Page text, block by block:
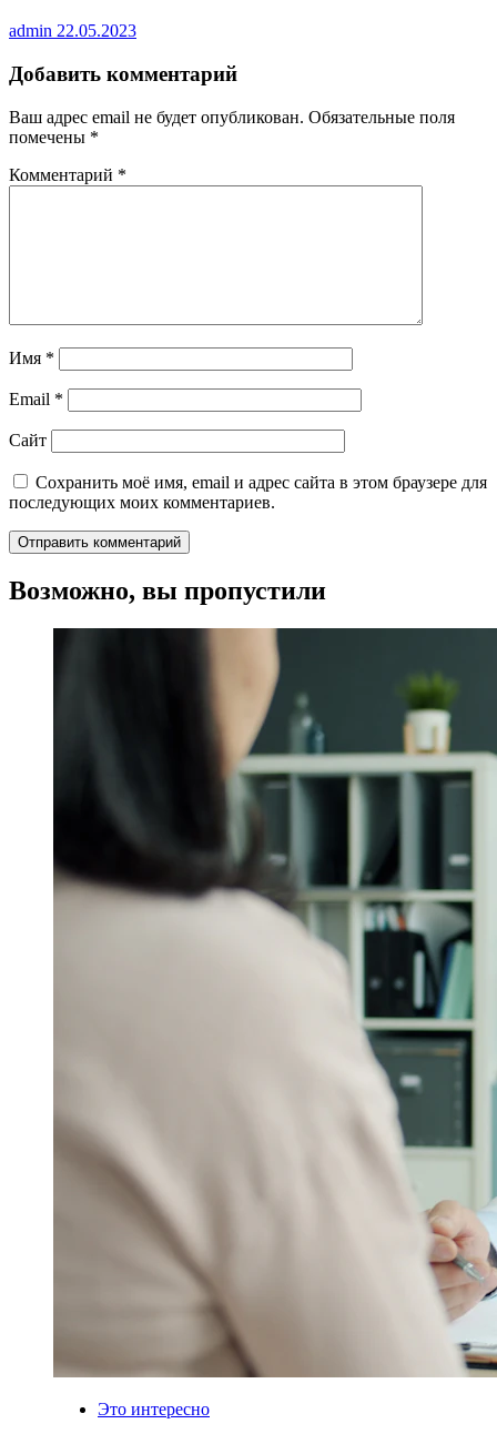
admin 22.05.2023
Добавить комментарий
Ваш адрес email не будет опубликован. Обязательные поля
помечены *
Комментарий *
Имя *
Email *
Сайт
Сохранить моё имя, email и адрес сайта в этом браузере для
последующих моих комментариев.
Возможно, вы пропустили
Это интересно